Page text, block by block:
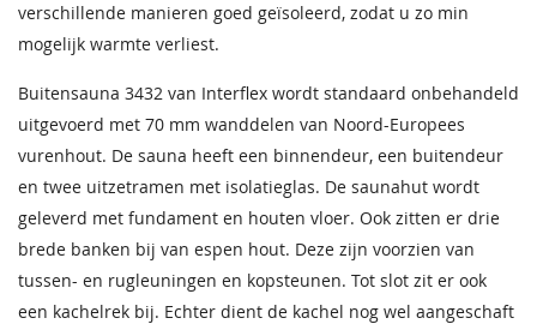
Daktype
Wanddikte 70 mm
Garantie
Op dit ontvangt u 5 jaar
garantie
verschillende manieren goed geïsoleerd, zodat u zo min
mogelijk warmte verliest.
Buitensauna 3432 van Interflex wordt standaard onbehandeld
uitgevoerd met 70 mm wanddelen van Noord-Europees
vurenhout. De sauna heeft een binnendeur, een buitendeur
en twee uitzetramen met isolatieglas. De saunahut wordt
geleverd met fundament en houten vloer. Ook zitten er drie
brede banken bij van espen hout. Deze zijn voorzien van
tussen- en rugleuningen en kopsteunen. Tot slot zit er ook
een kachelrek bij. Echter dient de kachel nog wel aangeschaft